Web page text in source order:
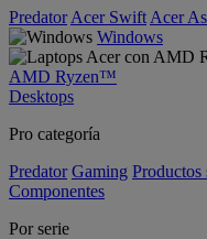
Predator Acer Swift Acer
Windows
AMD Ryzen™
Desktops
Pro categoría
Predator Gaming Productos
Componentes
Por serie